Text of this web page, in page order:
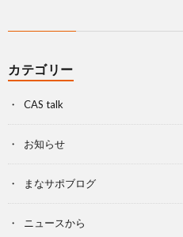
カテゴリー
CAS talk
お知らせ
まなサポブログ
ニュースから